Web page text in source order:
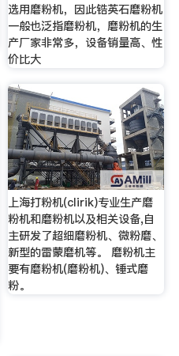
选用磨粉机，因此锆英石磨粉机
一般也泛指磨粉机，磨粉机的生
产厂家非常多，设备销量高、性
价比大
上海打粉机(clirik)专业生产磨
粉机和磨粉机以及相关设备,自
主研发了超细磨粉机、微粉磨、
新型的雷蒙磨机等。 磨粉机主
要有磨粉机(磨粉机)、锤式磨
粉。